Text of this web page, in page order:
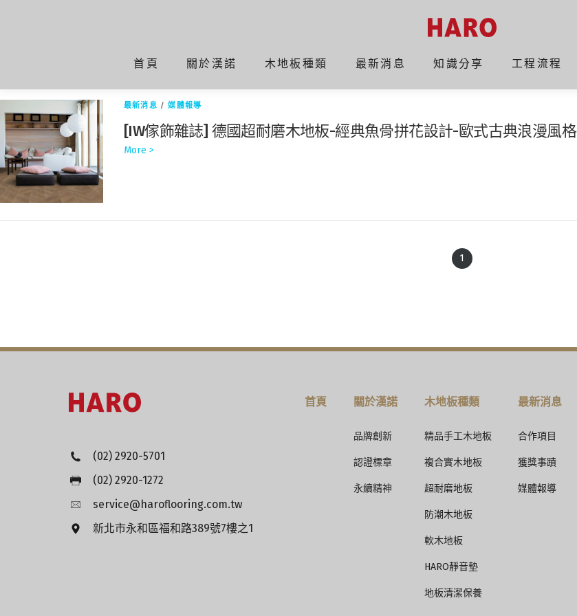
首頁 關於漢諾 木地板種類 最新消息 知識分享 工程流程
最新消息 /媒體報導
[IW傢飾雜誌] 德國超耐磨木地板-經典魚骨拼花設計-歐式古典浪漫風格
More >
1
(02) 2920-5701
(02) 2920-1272
service@haroflooring.com.tw
新北市永和區福和路389號7樓之1
首頁 關於漢諾
品牌創新
認證標章
永續精神
木地板種類
精品手工木地板
複合實木地板
超耐磨地板
防潮木地板
軟木地板
HARO靜音墊
地板清潔保養
最新消息
合作項目
獲獎事蹟
媒體報導